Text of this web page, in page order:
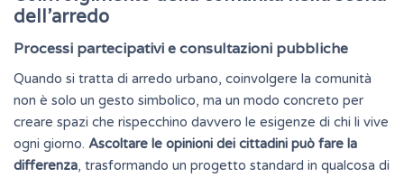
dell’arredo
Processi partecipativi e consultazioni pubbliche
Quando si tratta di arredo urbano, coinvolgere la comunità
non è solo un gesto simbolico, ma un modo concreto per
creare spazi che rispecchino davvero le esigenze di chi li vive
ogni giorno. Ascoltare le opinioni dei cittadini può fare la
differenza, trasformando un progetto standard in qualcosa di